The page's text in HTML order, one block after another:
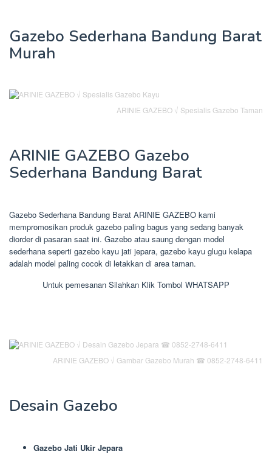
Gazebo Sederhana Bandung Barat
Murah
ARINIE GAZEBO √ Spesialis Gazebo Taman
ARINIE GAZEBO Gazebo
Sederhana Bandung Barat
Gazebo Sederhana Bandung Barat ARINIE GAZEBO kami
mempromosikan produk gazebo paling bagus yang sedang banyak
diorder di pasaran saat ini. Gazebo atau saung dengan model
sederhana seperti gazebo kayu jati jepara, gazebo kayu glugu kelapa
adalah model paling cocok di letakkan di area taman.
Untuk pemesanan Silahkan Klik Tombol WHATSAPP
ARINIE GAZEBO √ Gambar Gazebo Murah ☎ 0852-2748-6411
Desain Gazebo
Gazebo Jati Ukir Jepara